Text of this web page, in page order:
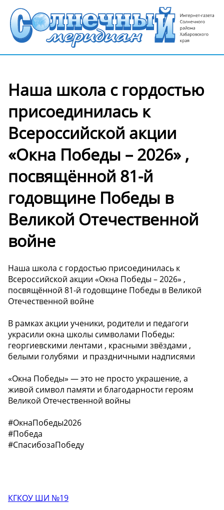
Наша школа с гордостью
присоединилась к
Всероссийской акции
«Окна Победы – 2026» ,
посвящённой 81-й
годовщине Победы в
Великой Отечественной
войне ️
Наша школа с гордостью присоединилась к
Всероссийской акции «Окна Победы – 2026» ,
посвящённой 81-й годовщине Победы в Великой
Отечественной войне ️
В рамках акции ученики, родители и педагоги
украсили окна школы символами Победы:
георгиевскими лентами ️, красными звёздами ,
белыми голубями ️ и праздничными надписями
«Окна Победы» — это не просто украшение, а
живой символ памяти и благодарности героям
Великой Отечественной войны ️
#ОкнаПобеды2026
#Победа
#СпасибозаПобеду
КГКОУ ШИ №19